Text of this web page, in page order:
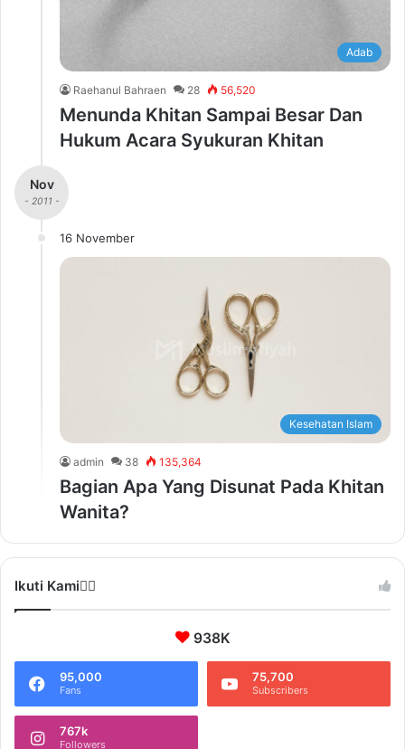
Adab
Raehanul Bahraen 28 56,520
Menunda Khitan Sampai Besar Dan
Hukum Acara Syukuran Khitan
Nov
- 2011 -
16 November
Kesehatan Islam
admin 38 135,364
Bagian Apa Yang Disunat Pada Khitan
Wanita?
Ikuti Kami❤️‍🔥
938K
95,000
Fans
75,700
Subscribers
767k
Followers